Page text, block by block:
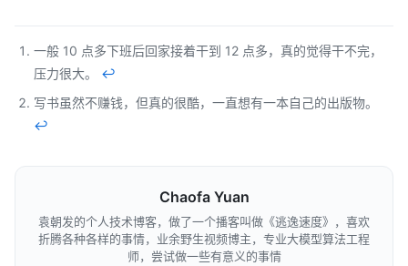
一般 10 点多下班后回家接着干到 12 点多，真的觉得干不完，
压力很大。 ↩︎
写书虽然不赚钱，但真的很酷，一直想有一本自己的出版物。
↩︎
Chaofa Yuan
袁朝发的个人技术博客，做了一个播客叫做《逃逸速度》，喜欢
折腾各种各样的事情，业余野生视频博主，专业大模型算法工程
师，尝试做一些有意义的事情